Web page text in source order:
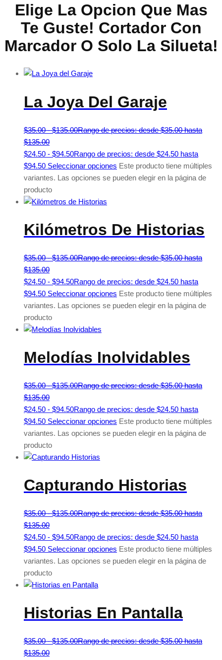
Elige La Opcion Que Mas
Te Guste! Cortador Con
Marcador O Solo La Silueta!
La Joya Del Garaje
$35.00 - $135.00Rango de precios: desde $35.00 hasta
$135.00
$24.50 - $94.50Rango de precios: desde $24.50 hasta
$94.50 Seleccionar opciones Este producto tiene múltiples
variantes. Las opciones se pueden elegir en la página de
producto
Kilómetros De Historias
$35.00 - $135.00Rango de precios: desde $35.00 hasta
$135.00
$24.50 - $94.50Rango de precios: desde $24.50 hasta
$94.50 Seleccionar opciones Este producto tiene múltiples
variantes. Las opciones se pueden elegir en la página de
producto
Melodías Inolvidables
$35.00 - $135.00Rango de precios: desde $35.00 hasta
$135.00
$24.50 - $94.50Rango de precios: desde $24.50 hasta
$94.50 Seleccionar opciones Este producto tiene múltiples
variantes. Las opciones se pueden elegir en la página de
producto
Capturando Historias
$35.00 - $135.00Rango de precios: desde $35.00 hasta
$135.00
$24.50 - $94.50Rango de precios: desde $24.50 hasta
$94.50 Seleccionar opciones Este producto tiene múltiples
variantes. Las opciones se pueden elegir en la página de
producto
Historias En Pantalla
$35.00 - $135.00Rango de precios: desde $35.00 hasta
$135.00